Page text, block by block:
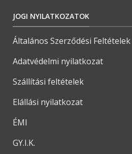
JOGI NYILATKOZATOK
Általános Szerződési Feltételek
Adatvédelmi nyilatkozat
Szállítási feltételek
Elállási nyilatkozat
ÉMI
GY.I.K.